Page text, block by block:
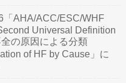
「AHA/ACC/ESC/WHF
Universal Definition
の原因による分類
of HF by Cause」に